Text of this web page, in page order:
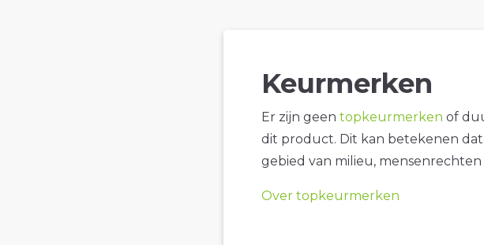
Keurmerken
Er zijn geen topkeurmerken of
dit product. Dit kan betekenen
gebied van milieu,
Over topkeurmerken